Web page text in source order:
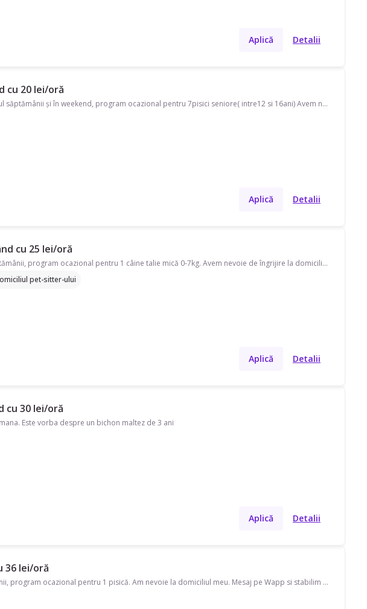
Aplică Detalii
cu 20 lei/oră
Caut pet sitter pe strada Aleea Cascadei. Disponibil(ă) în timpul săptămânii și în weekend, program ocazional pentru 7pisici seniore( intre12 si 16ani) Avem nevoie de îngrijire la domiciliul meu. Cu experiență de 3 ani.
Aplică Detalii
cu 25 lei/oră
Caut pet sitter pe strada Frasinului. Disponibil(ă) în timpul săptămânii, program ocazional pentru 1 câine talie mică 0-7kg. Avem nevoie de îngrijire la domiciliul meu, plimbare și îngrijire la domiciliul pet-sitter-ului. Cu experiență de 0 ani.
pet-sitter-ului
Aplică Detalii
cu 30 lei/oră
Este vorba despre un bichon maltez de 3 ani
Aplică Detalii
36 lei/oră
Caut pet sitter pe strada Felix. Disponibil(ă) în timpul săptămânii, program ocazional pentru 1 pisică. Am nevoie la domiciliul meu. Mesaj pe Wapp si stabilim pentru colaborare! O7Patru936.OO99